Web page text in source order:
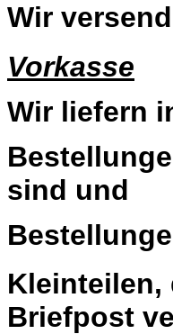
Wir
Vorkasse
Wir liefern
sind und
Kleinteilen,
Briefpost